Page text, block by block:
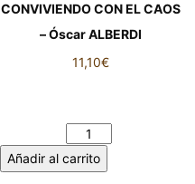
CONVIVIENDO CON EL CAOS
– Óscar ALBERDI
11,10€
Añadir al carrito